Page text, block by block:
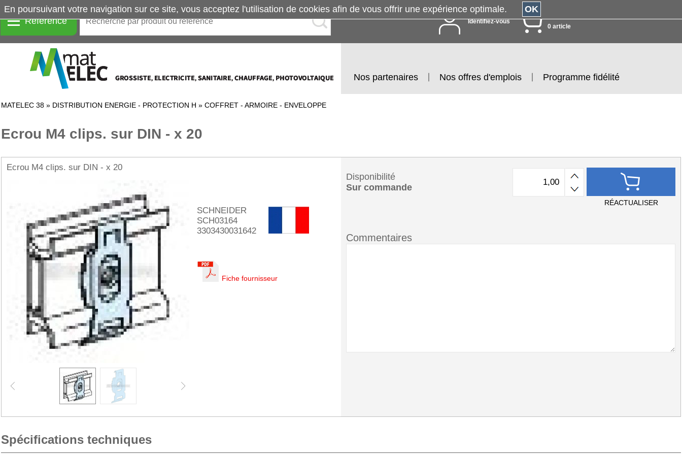
Référence Identifiez-vous
0 article
Nos partenaires Nos offres d'emplois Programme fidélité
MATELEC 38 » DISTRIBUTION ENERGIE - PROTECTION H » COFFRET - ARMOIRE - ENVELOPPE
Ecrou M4 clips. sur DIN - x 20
Ecrou M4 clips. sur DIN - x 20
SCHNEIDER
SCH03164
3303430031642
Fiche fournisseur
Disponibilité
Sur commande
RÉACTUALISER
Commentaires
Spécifications techniques
En poursuivant votre navigation sur ce site, vous acceptez l'utilisation de cookies afin de vous offrir une expérience optimale. OK